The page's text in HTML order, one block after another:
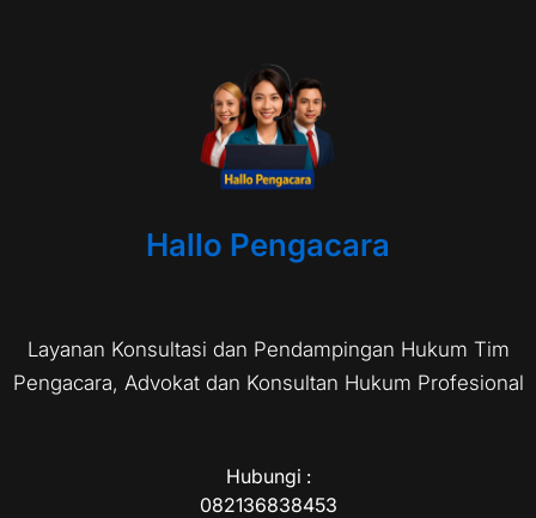
Hallo Pengacara
Layanan Konsultasi dan Pendampingan Hukum Tim
Pengacara, Advokat dan Konsultan Hukum Profesional
Hubungi :
082136838453